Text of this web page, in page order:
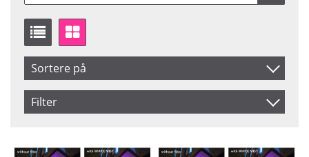
Sortere på
Artikelkod
Storlek
Filter
39 mm
På lager